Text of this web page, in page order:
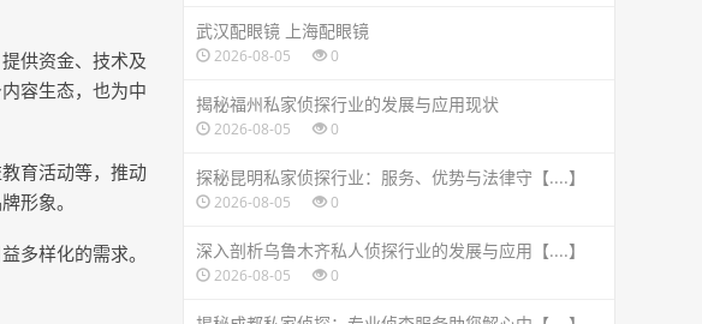
供资金、技术及
容生态，也为中
育活动等，推动
形象。
多样化的需求。
武汉配眼镜 上海配眼镜
2026-08-05 0
揭秘福州私家侦探行业的发展与应用现状
2026-08-05 0
探秘昆明私家侦探行业：服务、优势与法律守【....】
2026-08-05 0
深入剖析乌鲁木齐私人侦探行业的发展与应用【....】
2026-08-05 0